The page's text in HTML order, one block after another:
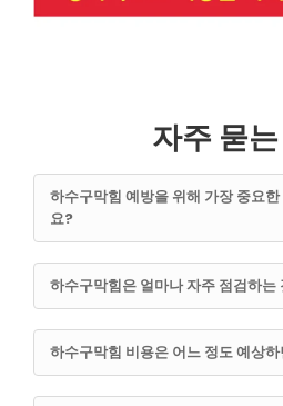
자주 묻
하수구막힘 예방을 위해 가장 중요
요?
하수구막힘은 얼마나 자주 점검하는
하수구막힘 비용은 어느 정도 예상